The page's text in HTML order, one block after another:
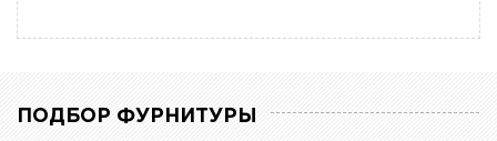
ПОДБОР ФУРНИТУРЫ